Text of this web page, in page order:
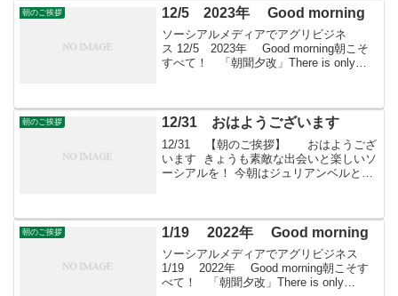
に・・・ ＊ ...
朝のご挨拶 12/5 2023年 Good morning
ソーシアルメディアでアグリビジネ
ス 12/5 2023年 Good morning朝こそ
すべて！ 「朝聞夕改」There is only
国際...
朝のご挨拶 12/31 おはようございます
12/31 【朝のご挨拶】 おはようござ
います きょうも素敵な出会いと楽しいソ
ーシアルを！ 今朝はジュリアンベルとと
朝のご挨拶 1/19 2022年 Good morning
ソーシアルメディアでアグリビジネス
1/19 2022年 Good morning朝こそす
べて！ 「朝聞夕改」There is only